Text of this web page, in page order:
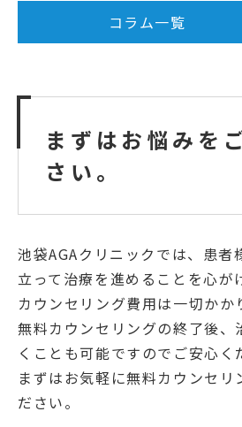
コラム一覧
まずはお悩みを
さい。
池袋AGAクリニックでは、患者
立って治療を進めることを心が
カウンセリング費用は一切かか
無料カウンセリングの終了後、
くことも可能ですのでご安心く
まずはお気軽に無料カウンセリ
ださい。